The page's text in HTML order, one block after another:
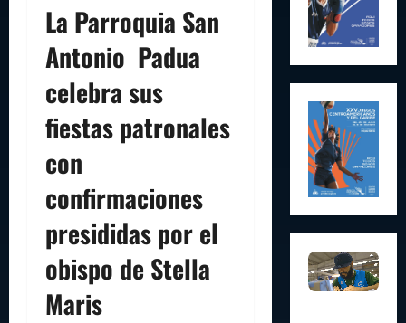
La Parroquia San
Antonio Padua
celebra sus
fiestas patronales
con
confirmaciones
presididas por el
obispo de Stella
Maris